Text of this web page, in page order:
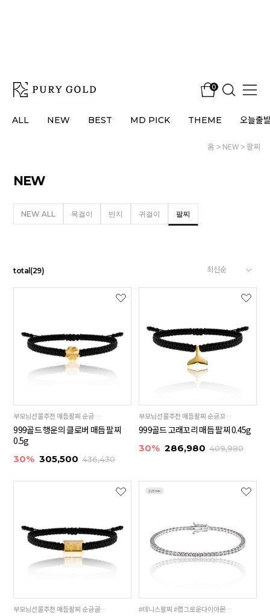
0
ALL NEW BEST MD PICK THEME 오늘출
홈 NEW 팔찌
NEW
NEW ALL 목걸이 반지 귀걸이 팔찌
total (29)
부모님선물추천 매듭팔찌 순금 클로버 24K 99.9%
999골드 행운의 클로버 매듭 팔찌
0.5g
30% 305,500 436,430
부모님선물추천 매듭팔찌 순금꼬리 24K 99.9%
999골드 고래꼬리 매듭 팔찌 0.45g
30% 286,980 409,980
부모님선물추천 매듭팔찌 순금골드바 24K 99.9% #테니스팔찌 #랩그로운다이아몬드 #다이아팔찌